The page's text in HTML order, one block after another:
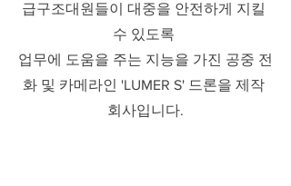
급구조대원들이 대중을 안전하게 지킬
수 있도록
업무에 도움을 주는 지능을 가진 공중 전
화 및 카메라인 'LUMER S' 드론을 제작
회사입니다.